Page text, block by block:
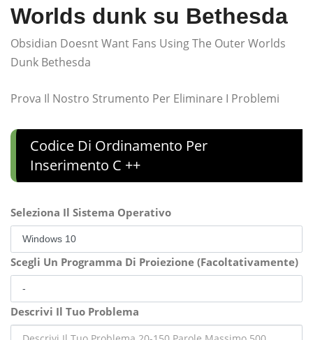
Worlds dunk su Bethesda
Obsidian Doesnt Want Fans Using The Outer Worlds
Dunk Bethesda
Prova Il Nostro Strumento Per Eliminare I Problemi
Codice Di Ordinamento Per
Inserimento C ++
Seleziona Il Sistema Operativo
Scegli Un Programma Di Proiezione (Facoltativamente)
Descrivi Il Tuo Problema